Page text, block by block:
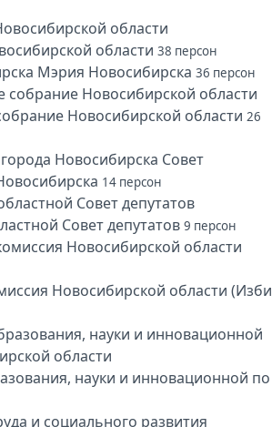
области 38 персон
Мэрия Новосибирска 36 персон
Новосибирской области 26
Совет
14 персон
Совет депутатов 9 персон
Новосибирской области (Изби
науки и инновационной по